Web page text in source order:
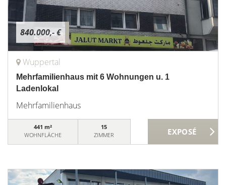
840.000,- €
Wuppertal
Mehrfamilienhaus mit 6 Wohnungen u. 1
Ladenlokal
Mehrfamilienhaus
441 m²
WOHNFLÄCHE
15
ZIMMER